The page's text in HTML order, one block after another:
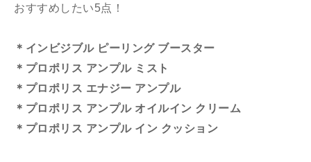
おすすめしたい5点！
＊インビジブル ピーリング ブースター
＊プロポリス アンプル ミスト
＊プロポリス エナジー アンプル
＊プロポリス アンプル オイルイン クリーム
＊プロポリス アンプル イン クッション